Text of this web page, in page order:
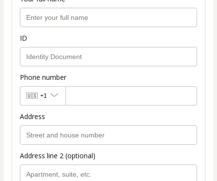
ID
Phone number
🇺🇸 +1
Address
Address line 2 (optional)